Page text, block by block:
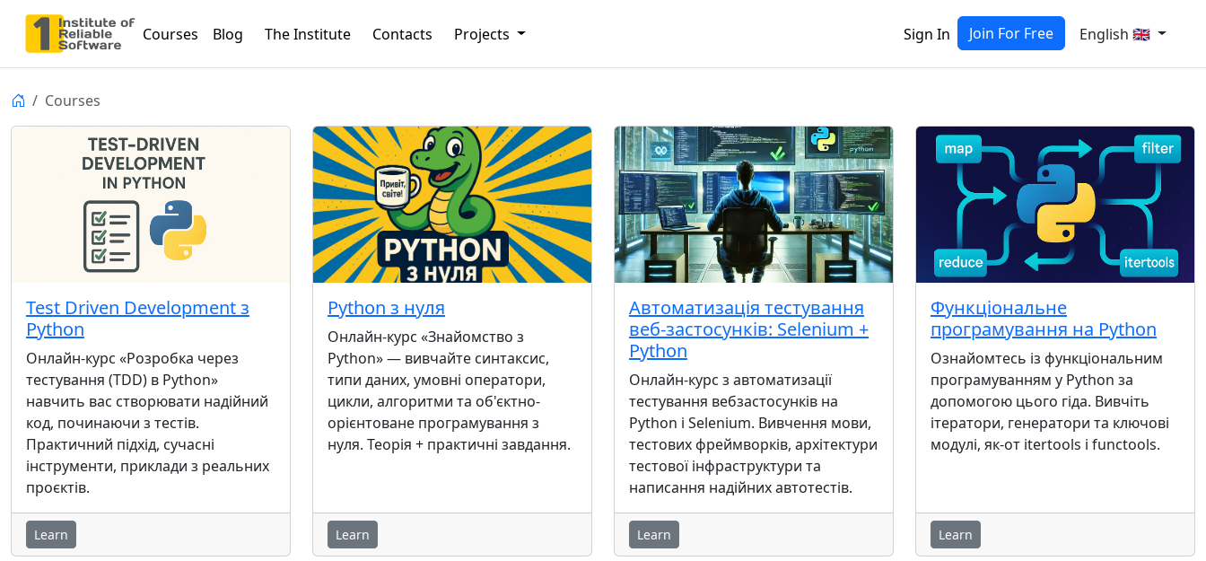
Courses Blog The Institute Contacts Projects Sign In Join For Free English 🇬🇧
Courses
Test Driven Development з
Python
Онлайн-курс «Розробка через
тестування (TDD) в Python»
навчить вас створювати надійний
код, починаючи з тестів.
Практичний підхід, сучасні
інструменти, приклади з реальних
проєктів.
Learn
Python з нуля
Онлайн-курс «Знайомство з
Python» — вивчайте синтаксис,
типи даних, умовні оператори,
цикли, алгоритми та об'єктно-
орієнтоване програмування з
нуля. Теорія + практичні завдання.
Learn
Автоматизація тестування
веб-застосунків: Selenium +
Python
Онлайн-курс з автоматизації
тестування вебзастосунків на
Python і Selenium. Вивчення мови,
тестових фреймворків, архітектури
тестової інфраструктури та
написання надійних автотестів.
Learn
Функціональне
програмування на Python
Ознайомтесь із функціональним
програмуванням у Python за
допомогою цього гіда. Вивчіть
ітератори, генератори та ключові
модулі, як-от itertools і functools.
Learn